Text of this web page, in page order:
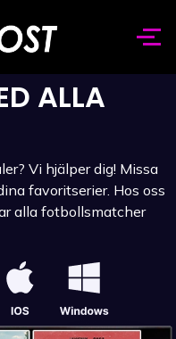
ALLA
Vi hjälper dig! Missa
favoritserier. Hos oss
alla fotbollsmatcher